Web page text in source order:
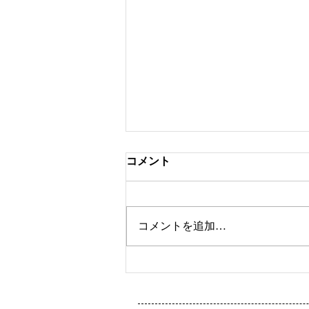
ツートンカラー
コメント
コメントを追加…